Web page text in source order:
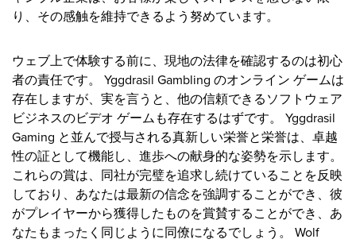
り、その感触を維持できるよう努めています。
ウェブ上で体験する前に、現地の法律を確認するのは初心
者の責任です。 Yggdrasil Gambling のオンライン ゲームは
存在しますが、実を言うと、他の信頼できるソフトウェア
ビジネスのビデオ ゲームも存在するはずです。 Yggdrasil
Gaming と並んで授与される真新しい栄誉と栄誉は、卓越
性の証として機能し、進歩への献身的な姿勢を示します。
これらの賞は、同社が完璧を追求し続けていることを反映
しており、あなたは最新の信念を強調することができ、彼
がプレイヤーから獲得したものを賞賛することができ、あ
なたもまったく同じように同僚になるでしょう。 Wolf